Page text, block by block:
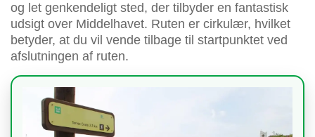
og let genkendeligt sted, der tilbyder en fantastisk
udsigt over Middelhavet. Ruten er cirkulær, hvilket
betyder, at du vil vende tilbage til startpunktet ved
afslutningen af ruten.